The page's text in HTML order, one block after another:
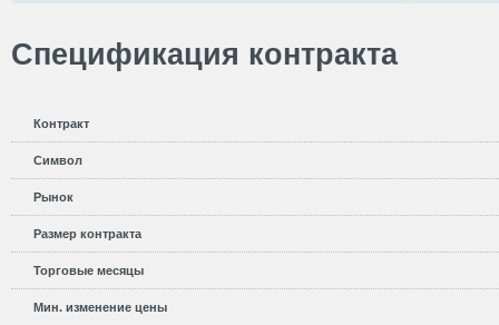
Спецификация контракта
Контракт
Символ
Рынок
Размер контракта
Торговые месяцы
Мин. изменение цены